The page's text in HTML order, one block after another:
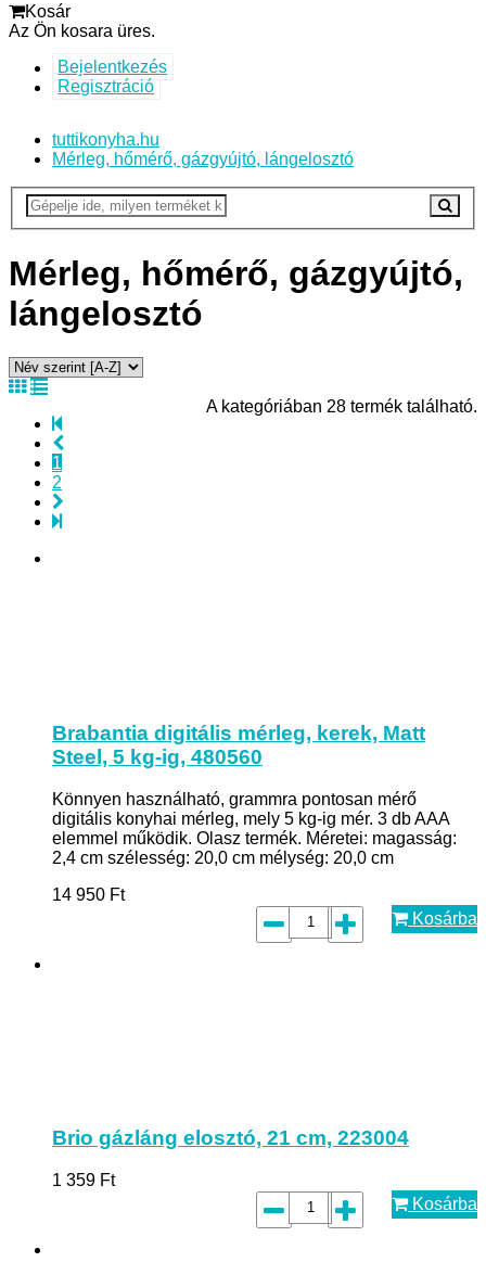
Kosár
Az Ön kosara üres.
Bejelentkezés
Regisztráció
tuttikonyha.hu
Mérleg, hőmérő, gázgyújtó, lángelosztó
Mérleg, hőmérő, gázgyújtó,
lángelosztó
A kategóriában 28 termék található.
1
2
Brabantia digitális mérleg, kerek, Matt
Steel, 5 kg-ig, 480560
Könnyen használható, grammra pontosan mérő
digitális konyhai mérleg, mely 5 kg-ig mér. 3 db AAA
elemmel működik. Olasz termék. Méretei: magasság:
2,4 cm szélesség: 20,0 cm mélység: 20,0 cm
14 950 Ft
Kosárba
Brio gázláng elosztó, 21 cm, 223004
1 359 Ft
Kosárba